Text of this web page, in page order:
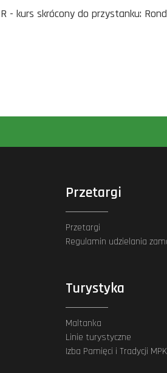
R - kurs skrócony do przystanku:
Przetargi
Przetargi
Regulamin udzielania
Turystyka
Maltanka
Linie turystyczne
Izba Pamięci i Tradycji